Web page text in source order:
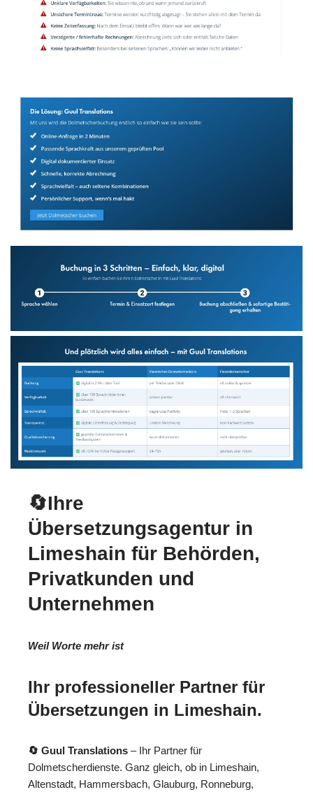
🔄Ihre
Übersetzungsagentur in
Limeshain für Behörden,
Privatkunden und
Unternehmen
Weil Worte mehr ist
Ihr professioneller Partner für
Übersetzungen in Limeshain.
🔄 Guul Translations – Ihr Partner für
Dolmetscherdienste. Ganz gleich, ob in Limeshain,
Altenstadt, Hammersbach, Glauburg, Ronneburg,